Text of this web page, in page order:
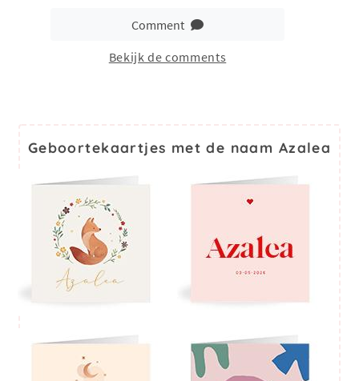
Comment
Bekijk de comments
Geboortekaartjes met de naam Azalea